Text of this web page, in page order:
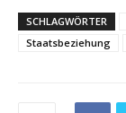
SCHLAGWÖRTER
Staatsbeziehung